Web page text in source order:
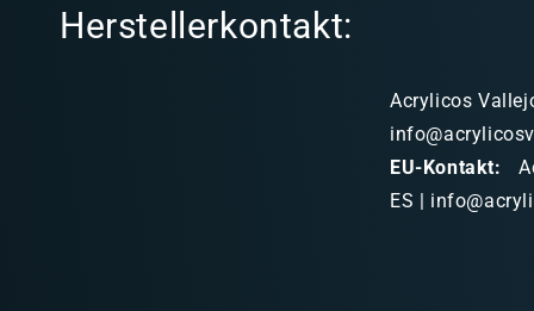
Herstellerkontakt:
Acrylicos
EU-Kontakt:
ES |